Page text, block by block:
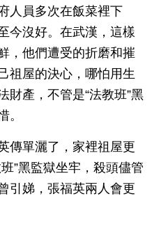
人員多次在飯菜裡下
今沒好。在武漢，這樣
，他們遭受的折磨和摧
祖屋的決心，哪怕用生
財產，不管是“法教班”黑
。
傳單灑了，家裡祖屋更
”黑監獄坐牢，殺頭儘管
引娣，張福英兩人會更